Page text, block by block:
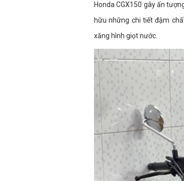
Honda CGX150 gây ấn
hữu những chi tiết đậm
xăng hình giọt nước.